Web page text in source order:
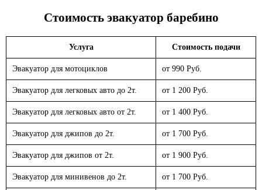
Стоимость эвакуатор баребино
Услуга Стоимость подачи
Эвакуатор для мотоциклов от 990 Руб.
Эвакуатор для легковых авто до 2т. от 1 200 Руб.
Эвакуатор для легковых авто от 2т. от 1 400 Руб.
Эвакуатор для джипов до 2т. от 1 700 Руб.
Эвакуатор для джипов от 2т. от 1 900 Руб.
Эвакуатор для минивенов до 2т. от 1 700 Руб.